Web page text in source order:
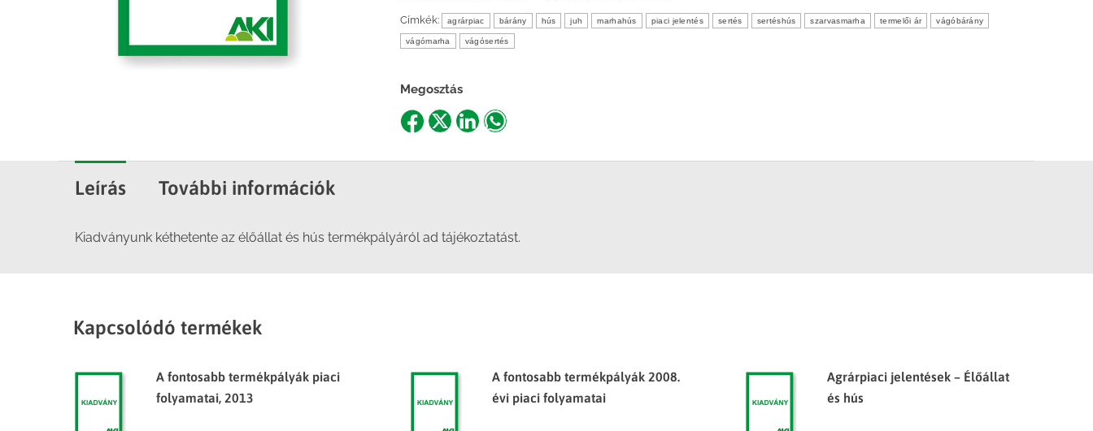
Címkék: agrárpiac bárány hús juh marhahús piaci jelentés sertés sertéshús szarvasmarha termelői ár vágóbárány
vágómarha vágósertés
Megosztás
ShareShareShareShare
Leírás További információk
Kiadványunk kéthetente az élőállat és hús termékpályáról ad tájékoztatást.
Kapcsolódó termékek
A fontosabb termékpályák piaci
folyamatai, 2013
A fontosabb termékpályák 2008.
évi piaci folyamatai
Agrárpiaci jelentések – Élőállat
és hús